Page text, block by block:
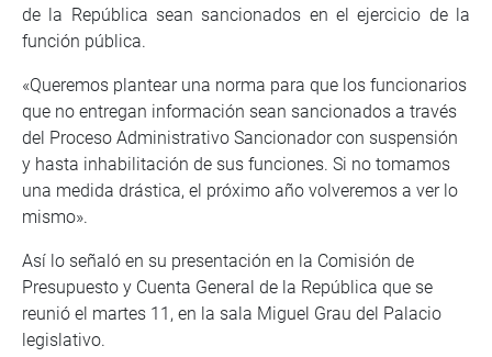
de la República sean sancionados en el ejercicio de la
función pública.
«Queremos plantear una norma para que los funcionarios
que no entregan información sean sancionados a través
del Proceso Administrativo Sancionador con suspensión
y hasta inhabilitación de sus funciones. Si no tomamos
una medida drástica, el próximo año volveremos a ver lo
mismo».
Así lo señaló en su presentación en la Comisión de
Presupuesto y Cuenta General de la República que se
reunió el martes 11, en la sala Miguel Grau del Palacio
legislativo.